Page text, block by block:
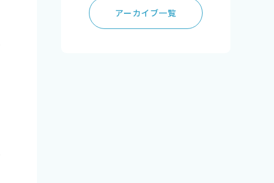
アーカイブ一覧